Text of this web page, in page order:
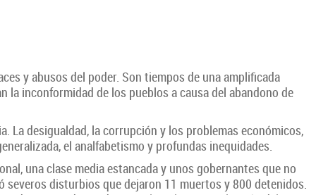
y abusos del poder. Son tiempos de una amplificada
inconformidad de los pueblos a causa del abandono de
La desigualdad, la corrupción y los problemas económicos,
el analfabetismo y profundas inequidades.
una clase media estancada y unos gobernantes que no
severos disturbios que dejaron 11 muertos y 800 detenidos.